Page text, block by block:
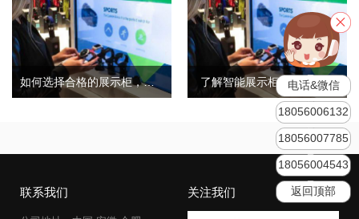
如何选择合格的展示柜，合格的展柜有哪些特点？ 了解智能展示柜的一般结构
联系我们 关注我们
电话&微信
18056006132
18056007785
18056004543
返回顶部